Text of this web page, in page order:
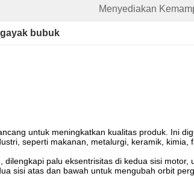
Menyediakan
bubuk
untuk meningkatkan kualitas produk. Ini
seperti makanan, metalurgi, keramik, kimia,
palu eksentrisitas di kedua sisi
sisi atas dan bawah untuk mengubah orbit